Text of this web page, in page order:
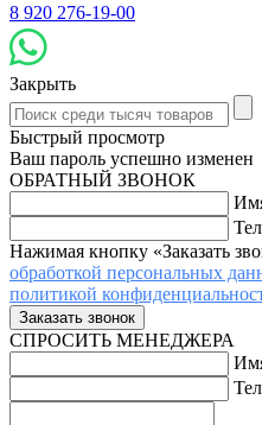
8 920 276-19-00
Закрыть
Быстрый просмотр
Ваш пароль успешно изменен
ОБРАТНЫЙ ЗВОНОК
Нажимая кнопку «Заказать
обработкой персональных
политикой
СПРОСИТЬ МЕНЕДЖЕРА